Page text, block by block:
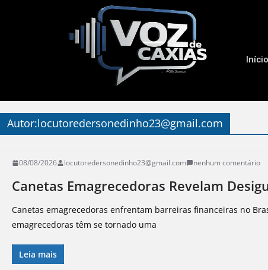
Início
Autor:locutoredersonedinho23@gmail.com
08/08/2026 locutoredersonedinho23@gmail.com nenhum comentário
Canetas Emagrecedoras Revelam
Canetas emagrecedoras enfrentam barreiras financeiras no
emagrecedoras têm se tornado uma
Leia mais